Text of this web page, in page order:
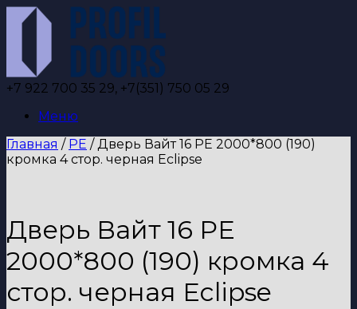
Перейти
содержанию
+7 922 700 35 29, +7(351) 750 05 29
Меню
Главная / PE / Дверь Вайт 16 PE 2000*800 (190)
кромка 4 стор. черная Eclipse
Дверь Вайт 16 PE
2000*800 (190) кромка 4
стор. черная Eclipse